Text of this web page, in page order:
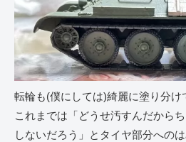
転輪も(僕にしては)綺麗に塗り分け
これまでは「どうせ汚すんだから
しないだろう」とタイヤ部分への